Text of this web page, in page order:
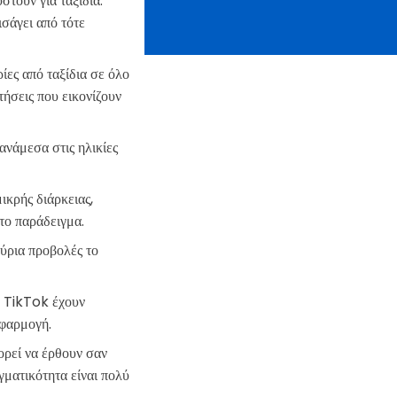
από τότε
από ταξίδια σε όλο
που εικονίζουν
στις ηλικίες
διάρκειας,
παράδειγμα.
προβολές το
TikTok έχουν
να έρθουν σαν
είναι πολύ